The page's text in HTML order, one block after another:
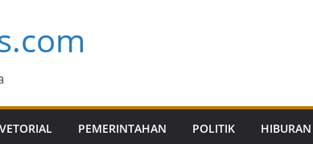
PEMERINTAHAN POLITIK HIBURAN